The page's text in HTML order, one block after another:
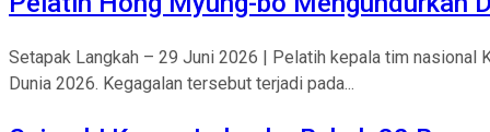
Setapak Langkah – 29 Juni 2026 | Pelatih kepala tim nasional
Dunia 2026. Kegagalan tersebut terjadi pada...